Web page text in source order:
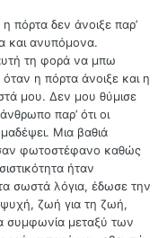
πόρτα δεν άνοιξε παρ’
και ανυπόμονα.
τη φορά να μπω
η πόρτα άνοιξε και η
μου. Δεν μου θύμισε
παρ’ ότι οι
Μια βαθιά
σαν φωτοστέφανο καθώς
ήταν
σωστά λόγια, έδωσε την
ψυχή, ζωή για τη ζωή,
συμφωνία μεταξύ των